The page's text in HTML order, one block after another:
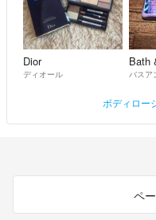
Dior
ディオール
Bath
バスア
ボディロー
ペ